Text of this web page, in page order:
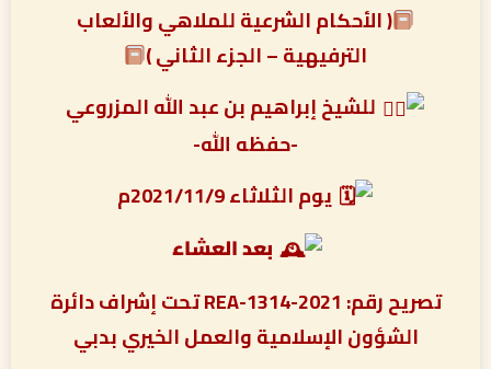
( الأحكام الشرعية للملاهي والألعاب
الترفيهية – الجزء الثاني )
للشيخ إبراهيم بن عبد الله المزروعي
-حفظه الله-
يوم الثلاثاء 2021/11/9م
بعد العشاء
تصريح رقم: REA-1314-2021 تحت إشراف دائرة
الشؤون الإسلامية والعمل الخيري بدبي